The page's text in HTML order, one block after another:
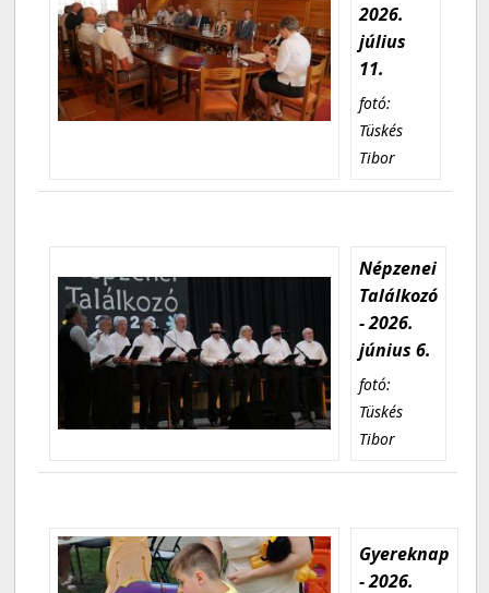
2026.
július
11.
fotó:
Tüskés
Tibor
Népzenei
Találkozó
- 2026.
június 6.
fotó:
Tüskés
Tibor
Gyereknap
- 2026.